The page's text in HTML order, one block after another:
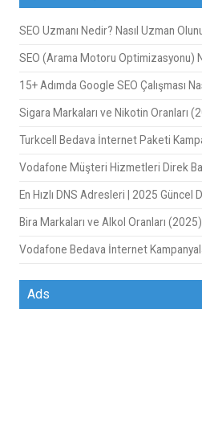
SEO Uzmanı Nedir? Nasıl Uzman
SEO (Arama Motoru Optimizasyonu)
15+ Adımda Google SEO Çalışması
Sigara Markaları ve Nikotin Oranları
Turkcell Bedava İnternet Paketi
Vodafone Müşteri Hizmetleri Direk
En Hızlı DNS Adresleri | 2025 Güncel
Bira Markaları ve Alkol Oranları (2025)
Vodafone Bedava İnternet
Ads